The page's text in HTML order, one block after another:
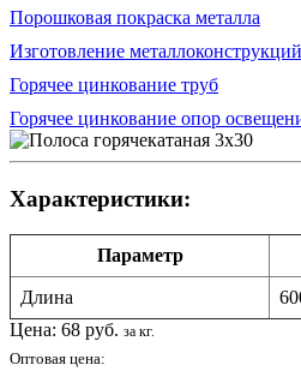
Порошковая покраска металла
Изготовление металлоконструкций
Горячее цинкование труб
Горячее цинкование опор
Характеристики:
Параметр
Длина
Цена: 68 руб. за кг.
Оптовая цена: